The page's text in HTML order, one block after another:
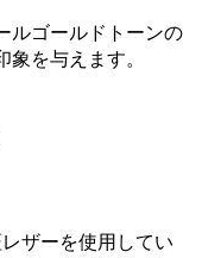
ルゴールドトーンの
を与えます。
ザーを使用してい